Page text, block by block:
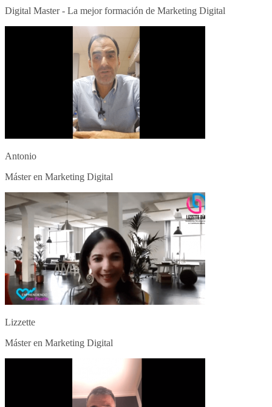
Digital Master - La mejor formación de Marketing Digital
Antonio
Máster en Marketing Digital
Lizzette
Máster en Marketing Digital